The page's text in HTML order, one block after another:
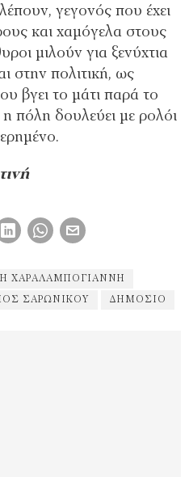
γεγονός που έχει
και χαμόγελα στους
μιλούν για ξενύχτια
στην πολιτική, ως
βγει το μάτι παρά το
πόλη δουλεύει με ρολόι
ΧΑΡΑΛΑΜΠΟΓΙΆΝΝΗ
ΣΑΡΩΝΙΚΟΎ ΔΗΜΌΣΙΟ